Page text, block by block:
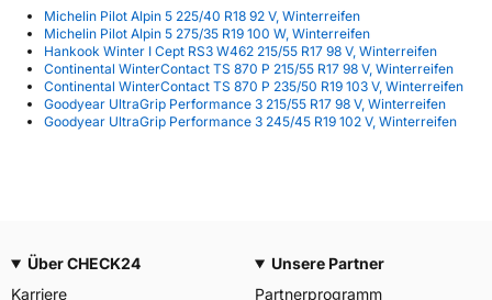
Michelin Pilot Alpin 5 225/40 R18 92 V, Winterreifen
Michelin Pilot Alpin 5 275/35 R19 100 W, Winterreifen
Hankook Winter I Cept RS3 W462 215/55 R17 98 V, Winterreifen
Continental WinterContact TS 870 P 215/55 R17 98 V, Winterreifen
Continental WinterContact TS 870 P 235/50 R19 103 V, Winterreifen
Goodyear UltraGrip Performance 3 215/55 R17 98 V, Winterreifen
Goodyear UltraGrip Performance 3 245/45 R19 102 V, Winterreifen
Über CHECK24
Karriere
Unsere Partner
Partnerprogramm